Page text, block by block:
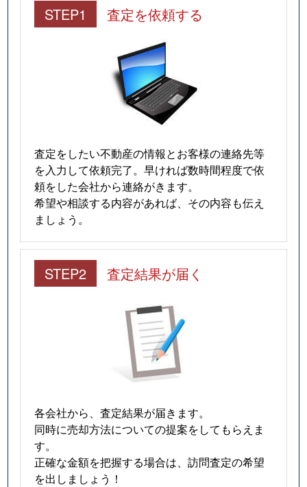
STEP1 査定を依頼する
査定をしたい不動産の情報とお客様の連絡先等
を入力して依頼完了。早ければ数時間程度で依
頼をした会社から連絡がきます。
希望や相談する内容があれば、その内容も伝え
ましょう。
STEP2 査定結果が届く
各会社から、査定結果が届きます。
同時に売却方法についての提案をしてもらえま
す。
正確な金額を把握する場合は、訪問査定の希望
を出しましょう！